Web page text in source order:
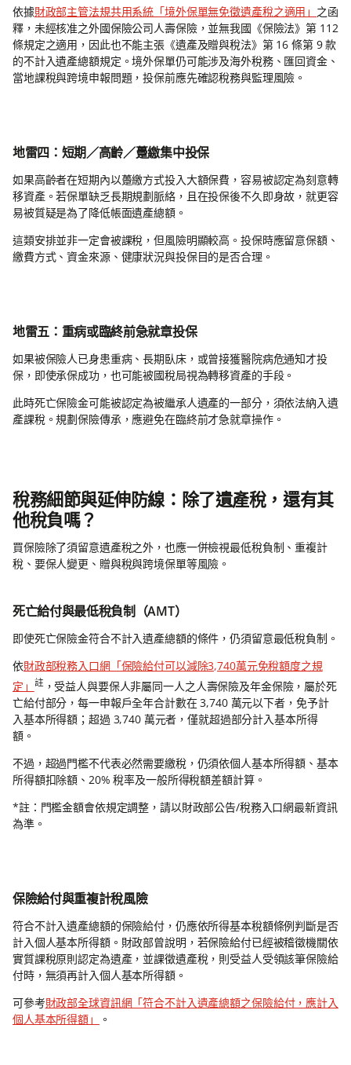
依據財政部主管法規共用系統「境外保單無免徵遺產稅之適用」 之函
釋，未經核准之外國保險公司人壽保險，並無我國《保險法》第 112
條規定之適用，因此也不能主張《遺產及贈與稅法》第 16 條第 9 款
的不計入遺產總額規定。境外保單仍可能涉及海外稅務、匯回資金、
當地課稅與跨境申報問題，投保前應先確認稅務與監理風險。
地雷四：短期／高齡／躉繳集中投保
如果高齡者在短期內以躉繳方式投入大額保費，容易被認定為刻意轉
移資產。若保單缺乏長期規劃脈絡，且在投保後不久即身故，就更容
易被質疑是為了降低帳面遺產總額。
這類安排並非一定會被課稅，但風險明顯較高。投保時應留意保額、
繳費方式、資金來源、健康狀況與投保目的是否合理。
地雷五：重病或臨終前急就章投保
如果被保險人已身患重病、長期臥床，或曾接獲醫院病危通知才投
保，即使承保成功，也可能被國稅局視為轉移資產的手段。
此時死亡保險金可能被認定為被繼承人遺產的一部分，須依法納入遺
產課稅。規劃保險傳承，應避免在臨終前才急就章操作。
稅務細節與延伸防線：除了遺產稅，還有其
他稅負嗎？
買保險除了須留意遺產稅之外，也應一併檢視最低稅負制、重複計
稅、要保人變更、贈與稅與跨境保單等風險。
死亡給付與最低稅負制（AMT）
即使死亡保險金符合不計入遺產總額的條件，仍須留意最低稅負制。
依財政部稅務入口網「保險給付可以減除3,740萬元免稅額度之規
定」 註，受益人與要保人非屬同一人之人壽保險及年金保險，屬於死
亡給付部分，每一申報戶全年合計數在 3,740 萬元以下者，免予計
入基本所得額；超過 3,740 萬元者，僅就超過部分計入基本所得
額。
不過，超過門檻不代表必然需要繳稅，仍須依個人基本所得額、基本
所得額扣除額、20% 稅率及一般所得稅額差額計算。
*註：門檻金額會依規定調整，請以財政部公告/稅務入口網最新資訊
為準。
保險給付與重複計稅風險
符合不計入遺產總額的保險給付，仍應依所得基本稅額條例判斷是否
計入個人基本所得額。財政部曾說明，若保險給付已經被稽徵機關依
實質課稅原則認定為遺產，並課徵遺產稅，則受益人受領該筆保險給
付時，無須再計入個人基本所得額。
可參考財政部全球資訊網「符合不計入遺產總額之保險給付，應計入
個人基本所得額」
。